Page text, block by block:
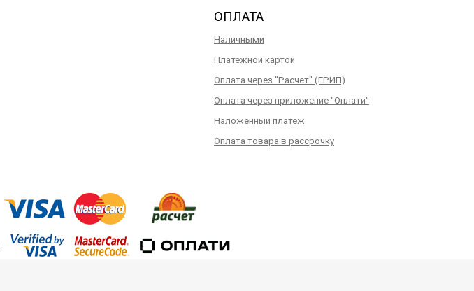
ОПЛАТА
Наличными
Платежной картой
Оплата через "Расчет" (ЕРИП)
Оплата через приложение "Оплати"
Наложенный платеж
Оплата товара в рассрочку